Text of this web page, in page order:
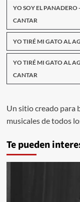
YO SOY EL PANADERO
CANTAR
YO TIRÉ MI GATO AL
YO TIRÉ MI GATO AL
CANTAR
Un sitio creado para
musicales de todos
Te pueden